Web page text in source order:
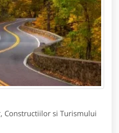
Constructiilor si Turismului